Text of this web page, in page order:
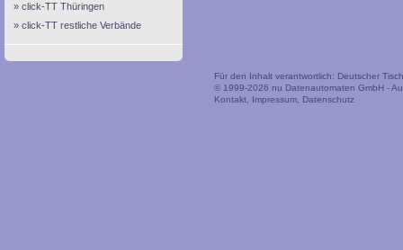
click-TT Thüringen
click-TT restliche Verbände
Für den Inhalt verantwortlich: Deutscher
© 1999-2026 nu Datenautomaten GmbH -
Kontakt
Impressum Datenschutz